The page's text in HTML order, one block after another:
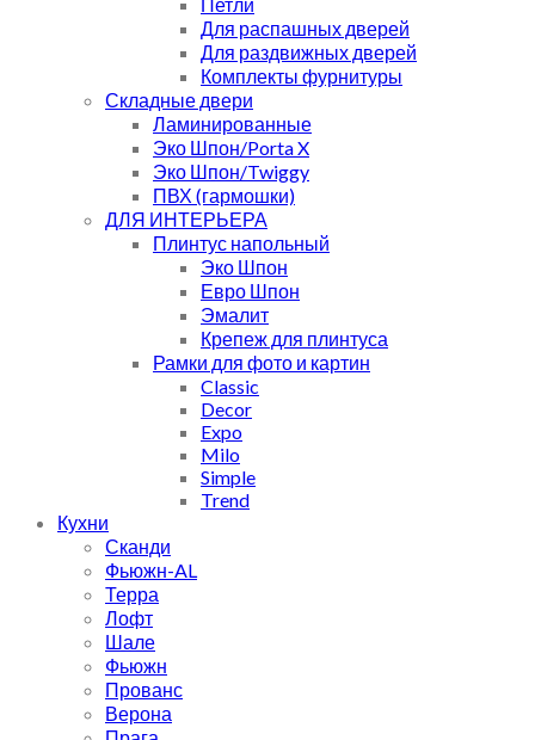
Для распашных дверей
Для раздвижных дверей
Комплекты фурнитуры
Складные двери
Ламинированные
Эко Шпон/Porta X
Эко Шпон/Twiggy
ПВХ (гармошки)
ДЛЯ ИНТЕРЬЕРА
Плинтус напольный
Эко Шпон
Евро Шпон
Эмалит
Крепеж для плинтуса
Рамки для фото и картин
Classic
Decor
Expo
Milo
Simple
Trend
Кухни
Сканди
Фьюжн-AL
Терра
Лофт
Шале
Фьюжн
Прованс
Верона